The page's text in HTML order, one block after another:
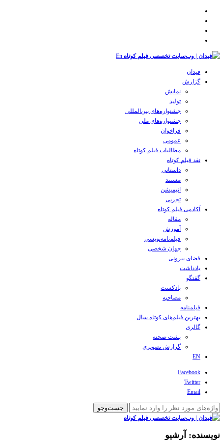
En
فیدان
گزارش
نمایش
تولید
‌‌جشنواره‌های بین‌المللی
جشنواره‌های ملی
فراخوان
عمومی
مطالبات فیلم کوتاه
نقد فیلم کوتاه
داستانی
مستند
انیمیشن
تجربی
آکادمی فیلم کوتاه
مقاله
آموزش
فیلم‌نامه‌نویسی
جهان شخصی
فضای بیرونی
یادداشت
گفتگو
پادکست
مصاحبه
فیلمنامه
بهترین فیلم‌های کوتاه سال
گالری
پشت صحنه
گزارش تصویری
EN
Facebook
Twitter
Email
نویسنده: آرشیو